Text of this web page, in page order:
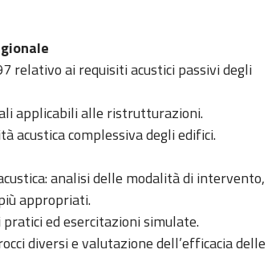
relativo ai requisiti acustici passivi degli
applicabili alle ristrutturazioni.
acustica complessiva degli edifici.
analisi delle modalità di intervento,
appropriati.
ed esercitazioni simulate.
diversi e valutazione dell’efficacia delle